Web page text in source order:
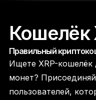
Ledger
Кошелёк
Правильный
Ищете XRP-кошелёк
монет?
пользователей,